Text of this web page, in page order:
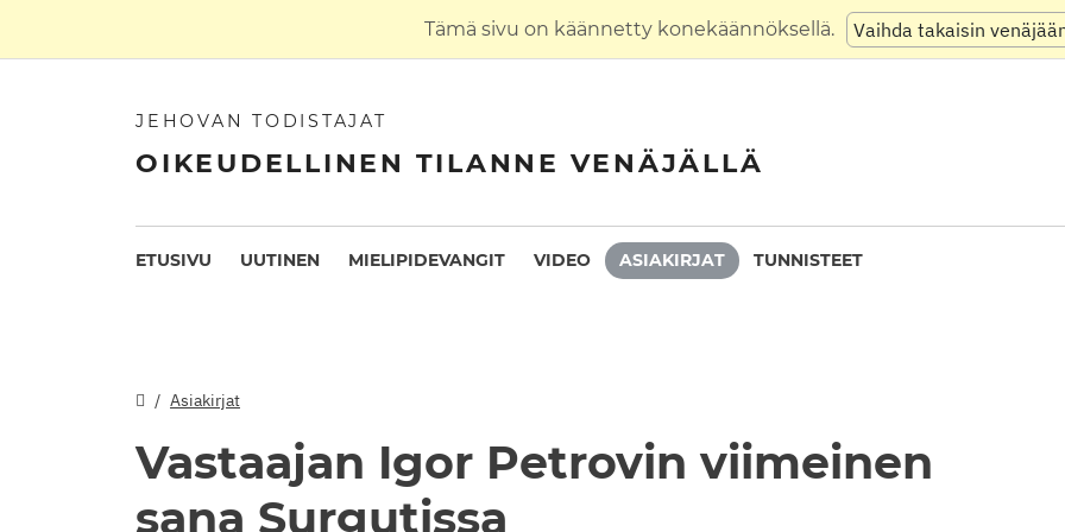
Tämä sivu on käännetty konekäännöksellä. Vaihda takaisin
JEHOVAN TODISTAJAT
OIKEUDELLINEN TILANNE VENÄJÄLLÄ
ETUSIVU UUTINEN MIELIPIDEVANGIT VIDEO ASIAKIRJAT TUNNISTEET
Asiakirjat
Vastaajan Igor Petrovin viimeinen
sana Surgutissa